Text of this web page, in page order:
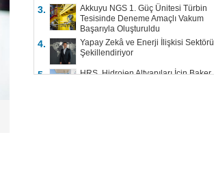
3.
Akkuyu NGS 1. Güç Ünitesi Türbin
Tesisinde Deneme Amaçlı Vakum
Başarıyla Oluşturuldu
4.
Yapay Zekâ ve Enerji İlişkisi Sektörü
Şekillendiriyor
5.
HRS, Hidrojen Altyapıları İçin Baker